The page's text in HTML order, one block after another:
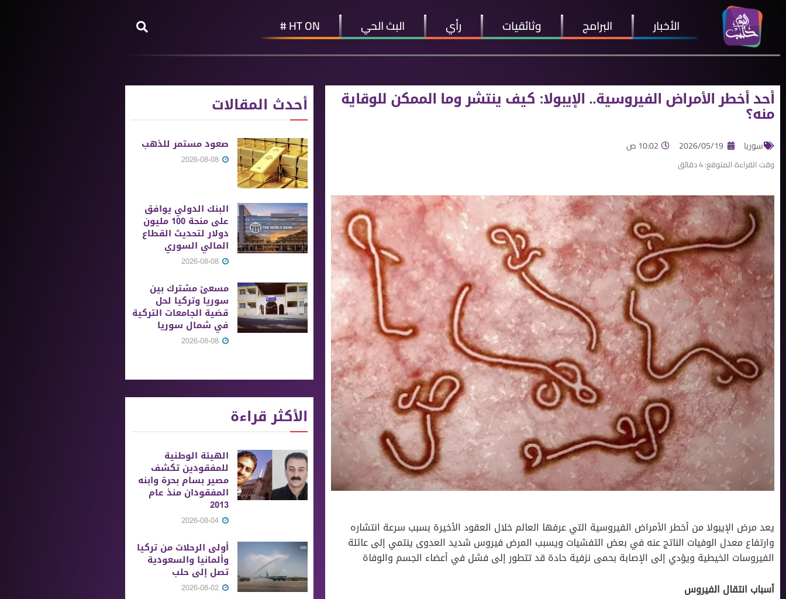
الأخبار البرامج وثائقيات رأي البث الحي HT ON #
أحد أخطر الأمراض الفيروسية.. الإيبولا: كيف ينتشر وما الممكن للوقاية
منه؟
سوريا 2026/05/19 10:02 ص
وقت القراءة المتوقع:4دقائق
يعد مرض الإيبولا من أخطر الأمراض الفيروسية التي عرفها العالم خلال العقود الأخيرة بسبب سرعة انتشاره
وارتفاع معدل الوفيات الناتج عنه في بعض التفشيات ويسبب المرض فيروس شديد العدوى ينتمي إلى عائلة
الفيروسات الخيطية ويؤدي إلى الإصابة بحمى نزفية حادة قد تتطور إلى فشل في أعضاء الجسم والوفاة
أسباب انتقال الفيروس
أحدث المقالات
صعود مستمر للذهب
البنك الدولي يوافق
على منحة 100 مليون
دولار لتحديث القطاع
المالي السوري
مسعىً مشترك بين
سوريا وتركيا لحل
قضية الجامعات التركية
في شمال سوريا
الأكثر قراءة
الهيئة الوطنية
للمفقودين تكشف
مصير بسام بحرة وابنه
المفقودان منذ عام
2013
أولى الرحلات من ‏تركيا
وألمانيا والسعودية
تصل إلى حلب